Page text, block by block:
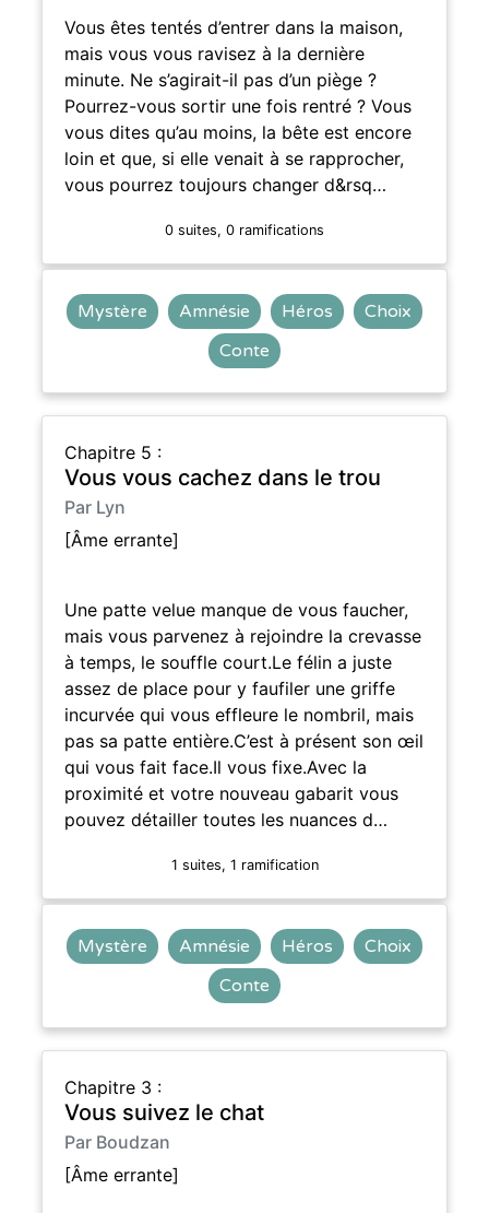
Vous êtes tentés d’entrer dans la maison,
mais vous vous ravisez à la dernière
minute. Ne s’agirait-il pas d’un piège ?
Pourrez-vous sortir une fois rentré ? Vous
vous dites qu’au moins, la bête est encore
loin et que, si elle venait à se rapprocher,
vous pourrez toujours changer d&rsq…
0 suites, 0 ramifications
Mystère Amnésie Héros
Choix
Conte
Chapitre 5 :
Vous vous cachez dans le trou
Par Lyn
[Âme errante]
Une patte velue manque de vous faucher,
mais vous parvenez à rejoindre la crevasse
à temps, le souffle court.Le félin a juste
assez de place pour y faufiler une griffe
incurvée qui vous effleure le nombril, mais
pas sa patte entière.C’est à présent son œil
qui vous fait face.Il vous fixe.Avec la
proximité et votre nouveau gabarit vous
pouvez détailler toutes les nuances d…
1 suites, 1 ramification
Mystère Amnésie Héros
Choix
Conte
Chapitre 3 :
Vous suivez le chat
Par Boudzan
[Âme errante]